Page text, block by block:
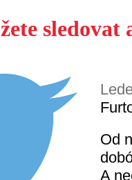
sledovat
Od
A